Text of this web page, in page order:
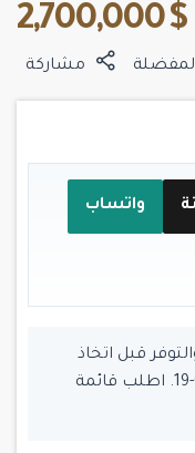
$ 2,700,000
مشاركة
واتساب
قبل اتخاذ
القرار. آخر تحديث للمحتوى: 2026-07-19. اطلب قائمة